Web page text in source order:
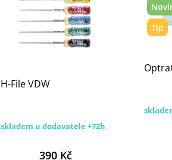
H-File VDW
skladem u dodavatele +72h
390 Kč
Tip